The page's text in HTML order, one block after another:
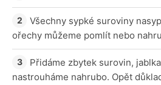
Všechny sypké suroviny
ořechy můžeme pomlít nebo
Přidáme zbytek surovin,
nastrouháme nahrubo. Opět